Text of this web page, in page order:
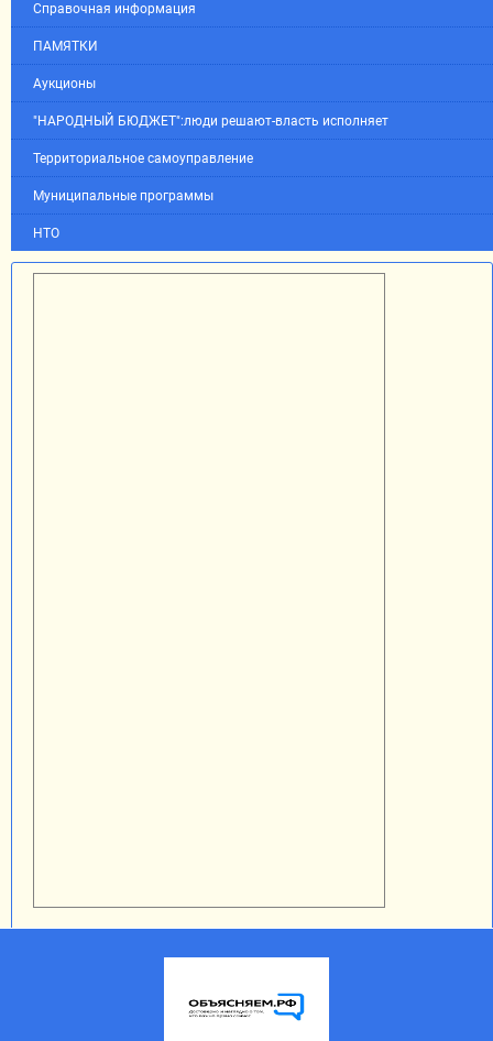
Справочная информация
ПАМЯТКИ
Аукционы
"НАРОДНЫЙ БЮДЖЕТ":люди решают-власть исполняет
Территориальное самоуправление
Муниципальные программы
НТО